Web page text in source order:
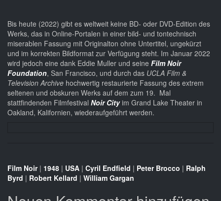
Bis heute (2022) gibt es weltweit keine BD- oder DVD-Edition des
Werks, das in Online-Portalen in einer bild- und tontechnisch
miserablen Fassung mit Originalton ohne Untertitel, ungekürzt
und im korrekten Bildformat zur Verfügung steht. Im Januar 2022
wird jedoch eine dank Eddie Muller und seine Film Noir
Foundation, San Francisco, und durch das UCLA Film &
Television Archive hochwertig restaurierte Fassung des extrem
seltenen und obskuren Werks auf dem zum 19. Mal
stattfindenden Filmfestival Noir Cityim Grand Lake Theater in
Oakland, Kalifornien, wiederaufgeführt werden.
Film Noir| 1948 | USA | Cyril Endfield | Peter Brocco | Ralph
Byrd | Robert Kellard | William Gargan